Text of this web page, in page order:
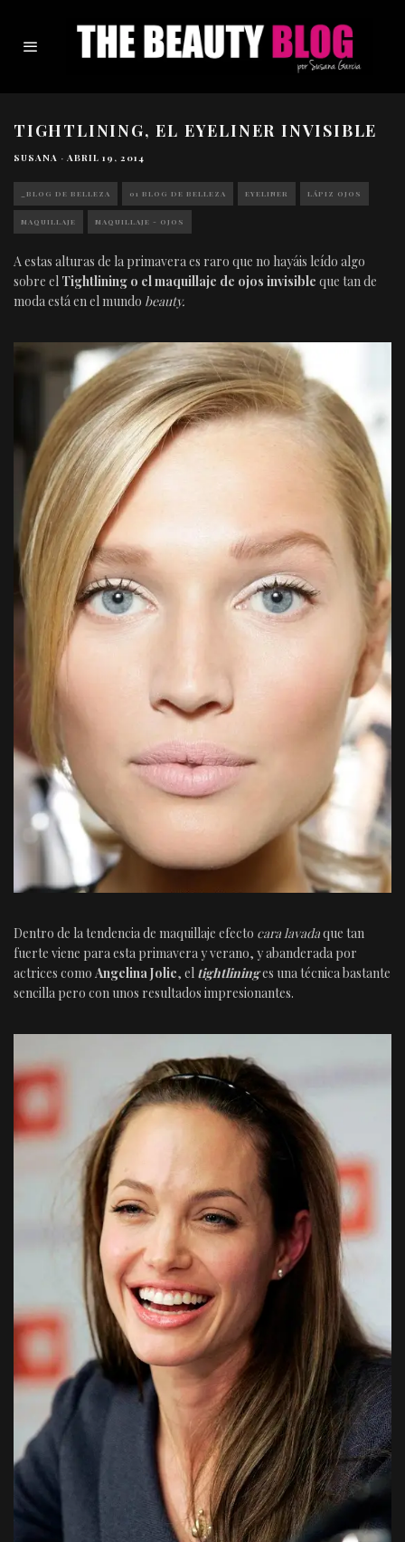
TIGHTLINING, EL EYELINER INVISIBLE
SUSANA · ABRIL 19, 2014
_BLOG DE BELLEZA 01 BLOG DE BELLEZA EYELINER LÁPIZ OJOS
MAQUILLAJE MAQUILLAJE - OJOS
A estas alturas de la primavera es raro que no hayáis leído algo
sobre el Tightlining o el maquillaje de ojos invisible que tan de
moda está en el mundo beauty.
Dentro de la tendencia de maquillaje efecto cara lavadaque tan
fuerte viene para esta primavera y verano, y abanderada por
actrices como Angelina Jolie, el tightlininges una técnica bastante
sencilla pero con unos resultados impresionantes.